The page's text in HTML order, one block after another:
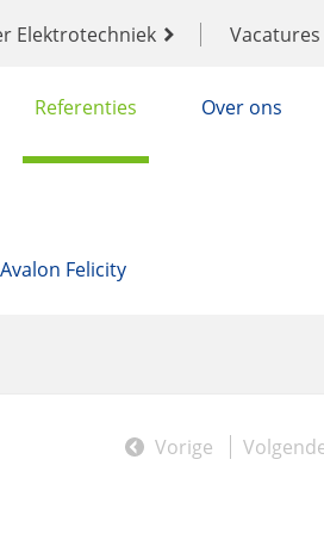
Referenties Over ons
Elektrotechniek Vacatures
Avalon Felicity
Vorige